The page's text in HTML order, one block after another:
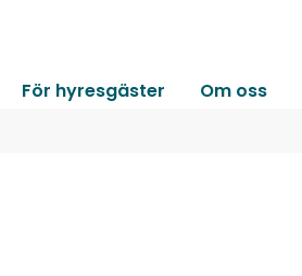
För hyresgäster Om oss